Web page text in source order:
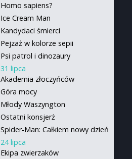
Homo sapiens?
Ice Cream Man
Kandydaci śmierci
Pejzaż w kolorze sepii
Psi patrol i dinozaury
31 lipca
Akademia złoczyńców
Góra mocy
Młody Waszyngton
Ostatni konsjerż
Spider-Man: Całkiem nowy dzień
24 lipca
Ekipa zwierzaków